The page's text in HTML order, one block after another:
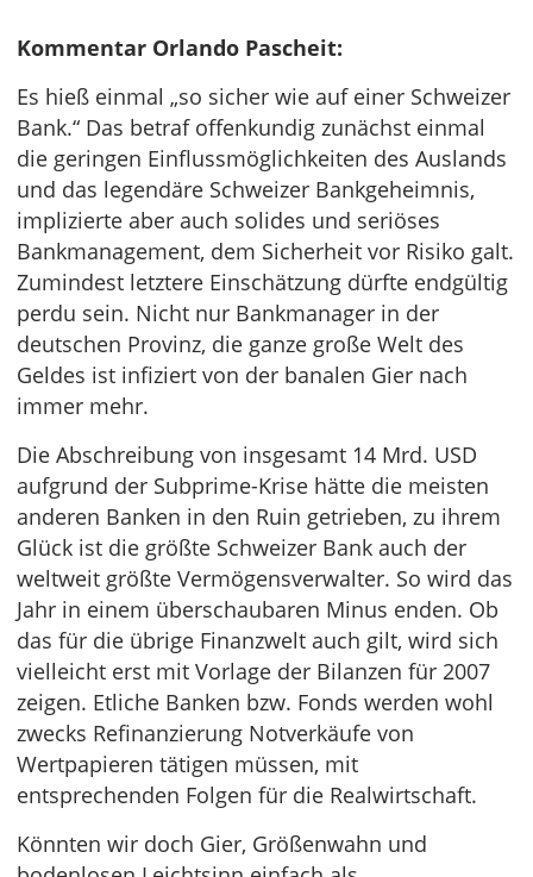
Kommentar Orlando Pascheit:
Es hieß einmal „so sicher wie auf einer Schweizer
Bank.“ Das betraf offenkundig zunächst einmal
die geringen Einflussmöglichkeiten des Auslands
und das legendäre Schweizer Bankgeheimnis,
implizierte aber auch solides und seriöses
Bankmanagement, dem Sicherheit vor Risiko galt.
Zumindest letztere Einschätzung dürfte endgültig
perdu sein. Nicht nur Bankmanager in der
deutschen Provinz, die ganze große Welt des
Geldes ist infiziert von der banalen Gier nach
immer mehr.
Die Abschreibung von insgesamt 14 Mrd. USD
aufgrund der Subprime-Krise hätte die meisten
anderen Banken in den Ruin getrieben, zu ihrem
Glück ist die größte Schweizer Bank auch der
weltweit größte Vermögensverwalter. So wird das
Jahr in einem überschaubaren Minus enden. Ob
das für die übrige Finanzwelt auch gilt, wird sich
vielleicht erst mit Vorlage der Bilanzen für 2007
zeigen. Etliche Banken bzw. Fonds werden wohl
zwecks Refinanzierung Notverkäufe von
Wertpapieren tätigen müssen, mit
entsprechenden Folgen für die Realwirtschaft.
Könnten wir doch Gier, Größenwahn und